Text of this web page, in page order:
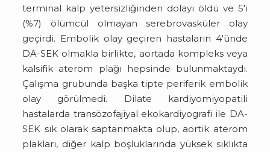
terminal kalp yetersizliğinden dolayı öldü ve 5'i
(%7) ölümcül olmayan serebrovasküler olay
geçirdi. Embolik olay geçiren hastaların 4'ünde
DA-SEK olmakla birlikte, aortada kompleks veya
kalsifik aterom plağı hepsinde bulunmaktaydı.
Çalışma grubunda başka tipte periferik embolik
olay görülmedi. Dilate kardiyomiyopatili
hastalarda transözofajiyal ekokardiyografi ile DA-
SEK sık olarak saptanmakta olup, aortik aterom
plakları, diğer kalp boşluklarında yüksek sıklıkta